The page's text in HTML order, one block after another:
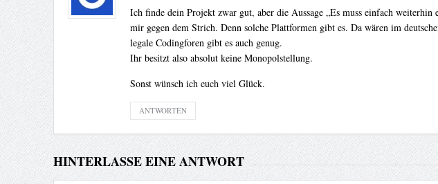
Ich finde dein Projekt zwar gut, aber die Aussage „Es muss einfach
mir gegen dem Strich. Denn solche Plattformen gibt es. Da wären im
legale Codingforen gibt es auch genug.
Ihr besitzt also absolut keine Monopolstellung.
Sonst wünsch ich euch viel Glück.
ANTWORTEN
HINTERLASSE EINE ANTWORT